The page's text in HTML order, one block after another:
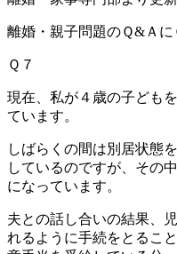
離婚・親子問題のＱ&Ａに
Ｑ７
現在、私が４歳の子ども
ています。
しばらくの間は別居状態
しているのですが、その
になっています。
夫との話し合いの結果、
れるように手続をとるこ